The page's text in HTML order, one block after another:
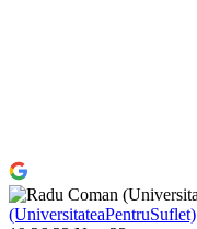
(UniversitateaPentruSuflet)